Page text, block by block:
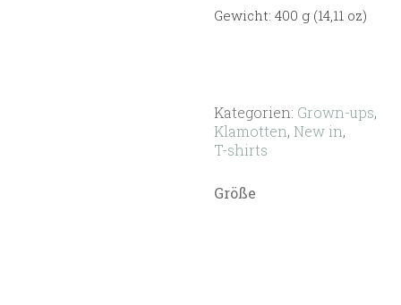
Gewicht: 400 g (14,11 oz)
Kategorien: Grown-ups,
Klamotten, New in,
T-shirts
Größe